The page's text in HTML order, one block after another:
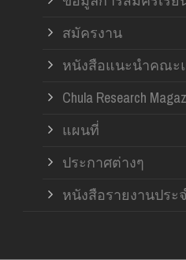
สมัครงาน
หนังสือแนะนำคณะ
Chula Research
แผนที่
ประกาศต่างๆ
หนังสือรายงานประ